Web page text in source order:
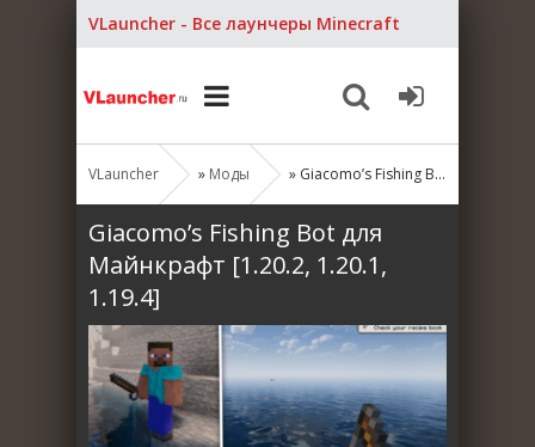
VLauncher - Все лаунчеры Minecraft
VLauncher » Моды » Giacomo’s Fishing Bot для Майнкрафт [1.20.2, 1.20.1, 1.19.4]
Giacomo’s Fishing Bot для
Майнкрафт [1.20.2, 1.20.1,
1.19.4]